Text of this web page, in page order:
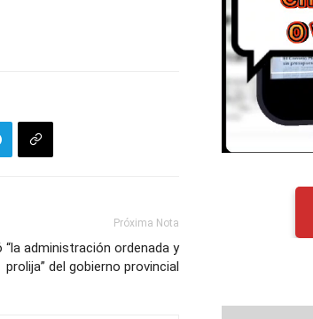
Próxima Nota
administración ordenada y
prolija” del gobierno provincial